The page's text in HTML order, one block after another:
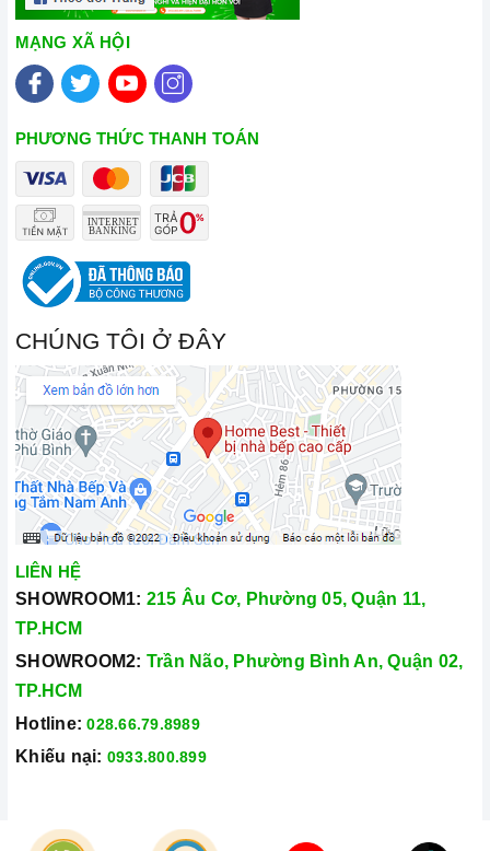
MẠNG XÃ HỘI
PHƯƠNG THỨC THANH TOÁN
CHÚNG TÔI Ở ĐÂY
LIÊN HỆ
SHOWROOM1: 215 Âu Cơ, Phường 05, Quận 11,
TP.HCM
SHOWROOM2: Trần Não, Phường Bình An, Quận 02,
TP.HCM
Hotline: 028.66.79.8989
Khiếu nại: 0933.800.899